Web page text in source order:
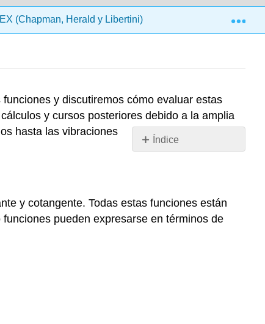
(Chapman, Herald y Libertini) 3: Resolver y
Índice
3.4.2
y discutiremos cómo evaluar estas
y cursos posteriores debido a la amplia
hasta las vibraciones
y cotangente. Todas estas funciones están
pueden expresarse en términos de